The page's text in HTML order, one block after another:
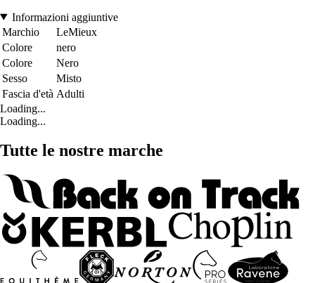
Informazioni aggiuntive
Marchio
LeMieux
Colore
nero
Colore
Nero
Sesso
Misto
Fascia d'età Adulti
Loading...
Loading...
Tutte le nostre marche